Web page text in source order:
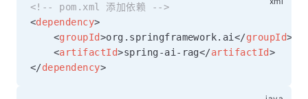
<!-- pom.xml 添加依赖 -->
<dependency>
<groupId>org.springframework.ai </groupId>
<artifactId>spring-ai-rag</artifactId>
</dependency>